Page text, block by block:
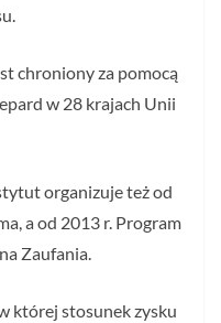
chroniony za pomocą
w 28 krajach Unii
organizuje też od
a od 2013 r. Program
Zaufania.
której stosunek zysku